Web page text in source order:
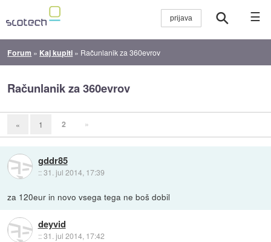
☰
Forum » Kaj kupiti » Računlanik za 360evrov
Računlanik za 360evrov
« 1 2 »
gddr85
::31. jul 2014, 17:39
za 120eur in novo vsega tega ne boš dobil
deyvid
::31. jul 2014, 17:42